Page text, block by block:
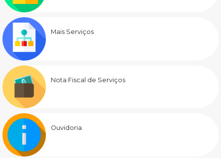
Mais Serviços
Nota Fiscal de Serviços
Ouvidoria